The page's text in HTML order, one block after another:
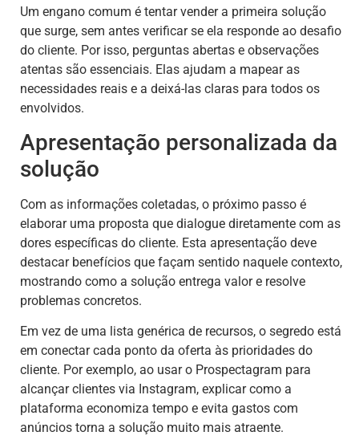
Um engano comum é tentar vender a primeira solução
que surge, sem antes verificar se ela responde ao desafio
do cliente. Por isso, perguntas abertas e observações
atentas são essenciais. Elas ajudam a mapear as
necessidades reais e a deixá-las claras para todos os
envolvidos.
Apresentação personalizada da
solução
Com as informações coletadas, o próximo passo é
elaborar uma proposta que dialogue diretamente com as
dores específicas do cliente. Esta apresentação deve
destacar benefícios que façam sentido naquele contexto,
mostrando como a solução entrega valor e resolve
problemas concretos.
Em vez de uma lista genérica de recursos, o segredo está
em conectar cada ponto da oferta às prioridades do
cliente. Por exemplo, ao usar o Prospectagram para
alcançar clientes via Instagram, explicar como a
plataforma economiza tempo e evita gastos com
anúncios torna a solução muito mais atraente.